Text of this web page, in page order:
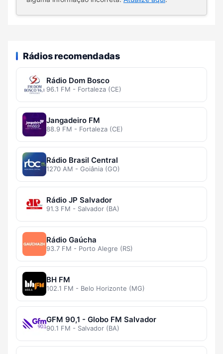
Rádios recomendadas
Rádio Dom Bosco
96.1 FM - Fortaleza (CE)
Jangadeiro FM
88.9 FM - Fortaleza (CE)
Rádio Brasil Central
1270 AM - Goiânia (GO)
Rádio JP Salvador
91.3 FM - Salvador (BA)
Rádio Gaúcha
93.7 FM - Porto Alegre (RS)
BH FM
102.1 FM - Belo Horizonte (MG)
GFM 90,1 - Globo FM Salvador
90.1 FM - Salvador (BA)